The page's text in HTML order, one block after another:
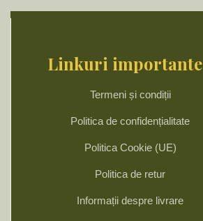
Linkuri importante
Termeni și condiții
Politica de confidențialitate
Politica Cookie (UE)
Politica de retur
Informații despre livrare